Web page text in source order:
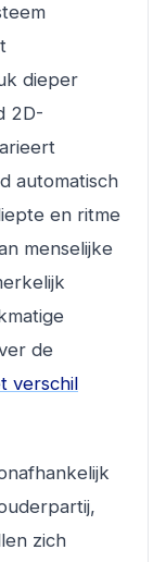
dieper
2D-
automatisch
en ritme
menselijke
de
verschil
zich